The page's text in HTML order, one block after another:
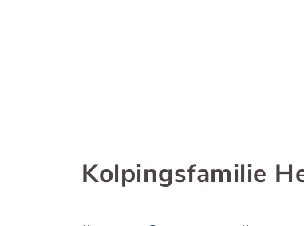
Kolpingsfamilie